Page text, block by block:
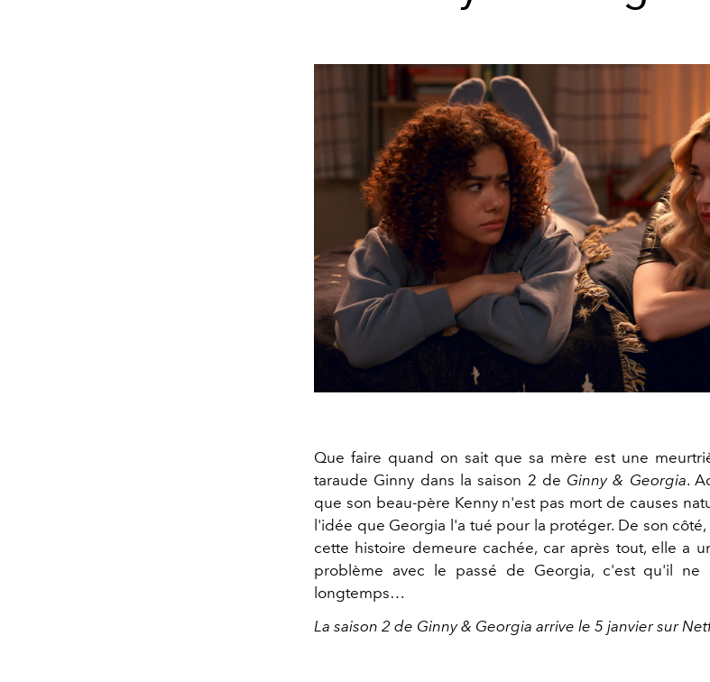
Que faire quand on sait que sa mère est une
taraude Ginny dans la saison 2 de Ginny & Georgia.
que son beau-père Kenny n'est pas mort de causes
l'idée que Georgia l'a tué pour la protéger. De son
cette histoire demeure cachée, car après tout, elle a
problème avec le passé de Georgia, c'est qu'il ne
longtemps…
La saison 2 de Ginny & Georgia arrive le 5 janvier sur